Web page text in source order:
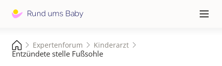
≡
Expertenforum Kinderarzt
Entzündete stelle Fußsohle